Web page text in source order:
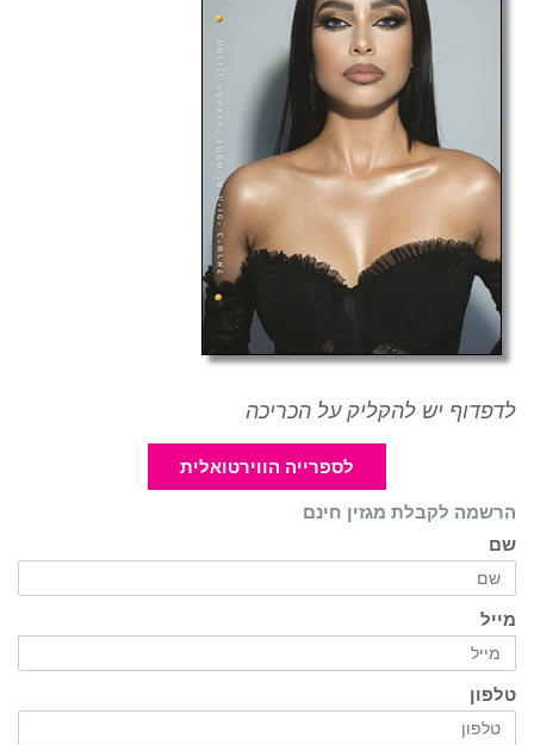
לדפדוף יש להקליק על הכריכה
לספרייה הווירטואלית
הרשמה לקבלת מגזין חינם
שם
מייל
טלפון